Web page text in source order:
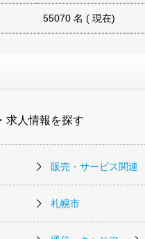
55070 名 ( 現在)
求人情報を探す
販売・サービス関連
札幌市